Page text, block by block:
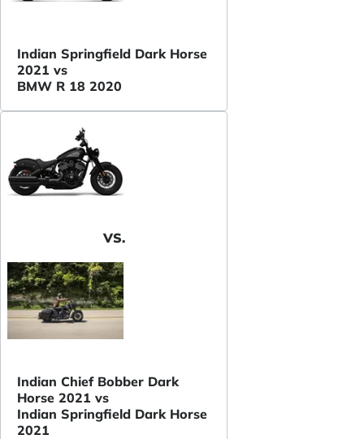
Indian Springfield Dark Horse
2021 vs
BMW R 18 2020
VS.
Indian Chief Bobber Dark
Horse 2021 vs
Indian Springfield Dark Horse
2021